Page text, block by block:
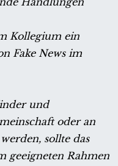
Kollegium ein
Fake News im
und
oder an
sollte das
geeigneten Rahmen